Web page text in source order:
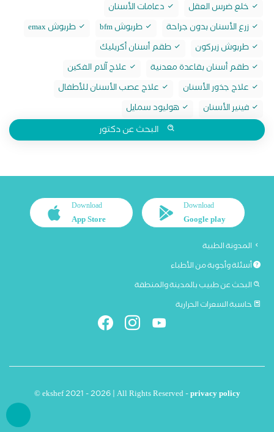
خلع ضرس العقل
دعامات الأسنان
زرع الأسنان بدون جراحة
طربوش bfm
طربوش emax
طربوش زيركون
طقم أسنان أكريليك
طقم أسنان بقاعدة معدنية
علاج آلام الفكين
علاج جذور الأسنان
علاج عصب الأسنان للأطفال
فينير الأسنان
هوليود سمايل
البحث عن دكتور
Download
Google play
Download
App Store
المدونة الطبية
أسئلة وأجوبة من الأطباء
البحث عن طبيب بالمدينة والمنطقة
حاسبة السعرات الحرارية
© ekshef 2021 - 2026 | All Rights Reserved -privacy policy